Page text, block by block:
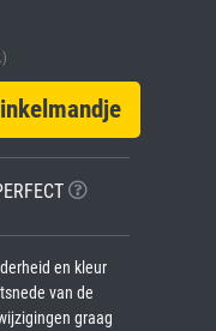
en kleur
van de
graag